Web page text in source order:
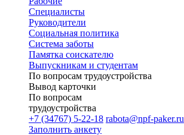
Специалисты
Руководители
Cоциальная политика
Система заботы
Памятка соискателю
Выпускникам и студентам
По вопросам трудоустройства
Вывод карточки
По вопросам
трудоустройства
+7 (34767) 5-22-18 rabota@npf-paker.ru
Заполнить анкету